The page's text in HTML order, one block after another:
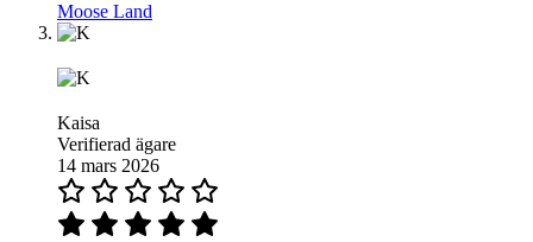
Moose Land
Kaisa
Verifierad ägare
14 mars 2026